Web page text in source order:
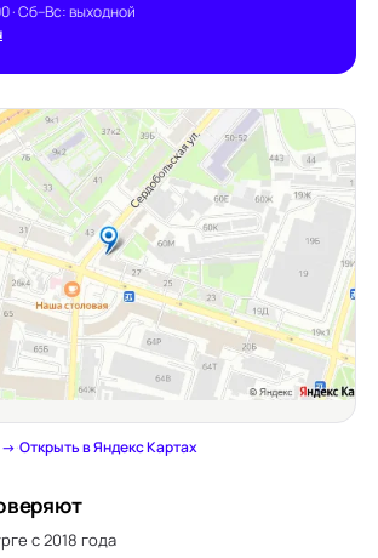
· Сб–Вс: выходной
→·Открыть в Яндекс Картах
с 2018 года